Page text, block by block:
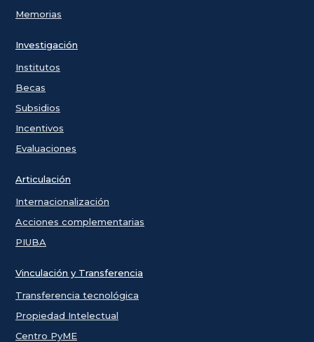
Memorias
Investigación
Institutos
Becas
Subsidios
Incentivos
Evaluaciones
Articulación
Internacionalización
Acciones complementarias
PIUBA
Vinculación y Transferencia
Transferencia tecnológica
Propiedad Intelectual
Centro PyME